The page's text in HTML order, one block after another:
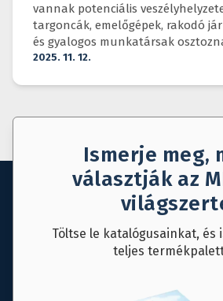
vannak potenciális
targoncák, emelőgépek, rakodó
és gyalogos munkatársak
ugyanazon a téren.
2025. 11. 12.
Ismerje meg,
választják az
Töltse le katalógusainkat, és
teljes